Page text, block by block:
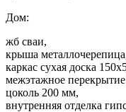
Дом:
жб сваи,
крыша
каркас сухая доска
межэтажное
цоколь 200 мм,
внутренняя отделка